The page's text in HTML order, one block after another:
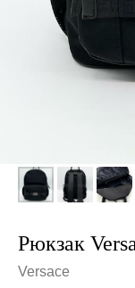
Рюкзак
Versace